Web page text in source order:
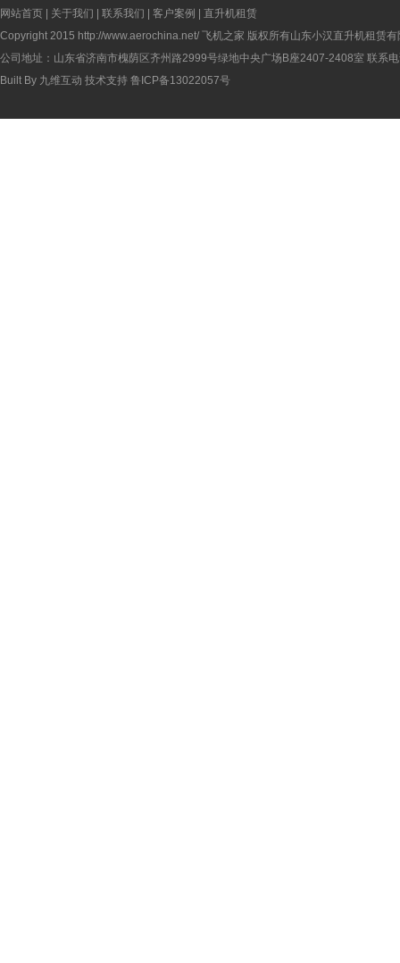
网站首页 | 关于我们 | 联系我们 | 客户案例 | 直升机租赁
Copyright 2015 http://www.aerochina.net/ 飞机之家 版权所有山东小汉直升机租赁有
公司地址：山东省济南市槐荫区齐州路2999号绿地中央广场B座2407-2408室 联系
Built By 九维互动 技术支持 鲁ICP备13022057号